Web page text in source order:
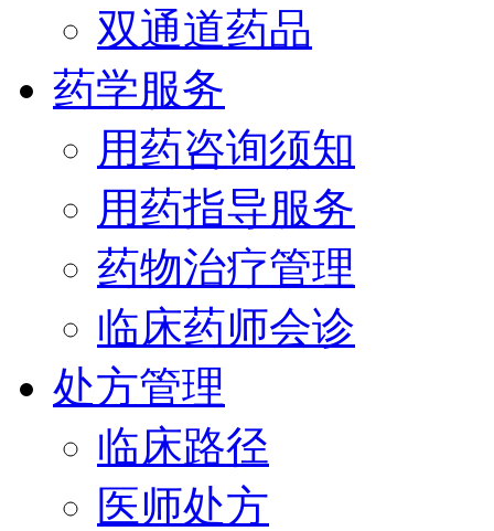
双通道药品
药学服务
用药咨询须知
用药指导服务
药物治疗管理
临床药师会诊
处方管理
临床路径
医师处方